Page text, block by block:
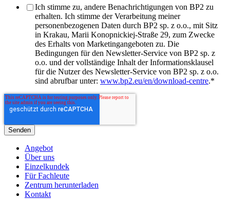
Ich stimme zu, andere Benachrichtigungen von BP2 zu
erhalten. Ich stimme der Verarbeitung meiner
personenbezogenen Daten durch BP2 sp. z o.o., mit Sitz
in Krakau, Marii Konopnickiej-Straße 29, zum Zwecke
des Erhalts von Marketingangeboten zu. Die
Bedingungen für den Newsletter-Service von BP2 sp. z
o.o. und der vollständige Inhalt der Informationsklausel
für die Nutzer des Newsletter-Service von BP2 sp. z o.o.
sind abrufbar unter: www.bp2.eu/en/download-centre.*
Angebot
Über uns
Einzelkundek
Für Fachleute
Zentrum herunterladen
Kontakt